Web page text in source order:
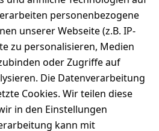
personenbezogene
unserer Webseite (z.B. IP-
zu personalisieren, Medien
oder Zugriffe auf
Die Datenverarbeitung
Cookies. Wir teilen diese
in den Einstellungen
kann mit